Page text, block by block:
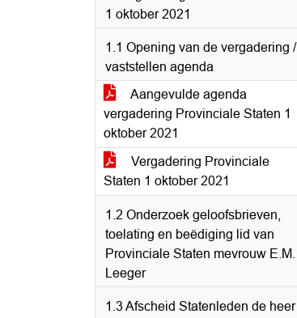
1 oktober 2021
1.1 Opening van de vergadering /
vaststellen agenda
Aangevulde agenda
vergadering Provinciale Staten 1
oktober 2021
Vergadering Provinciale
Staten 1 oktober 2021
1.2 Onderzoek geloofsbrieven,
toelating en beëdiging lid van
Provinciale Staten mevrouw E.M.
Leeger
1.3 Afscheid Statenleden de heer